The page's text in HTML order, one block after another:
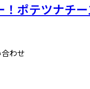
！ポテツナチ
わせ